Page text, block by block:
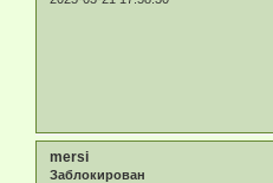
mersi
Заблокирован